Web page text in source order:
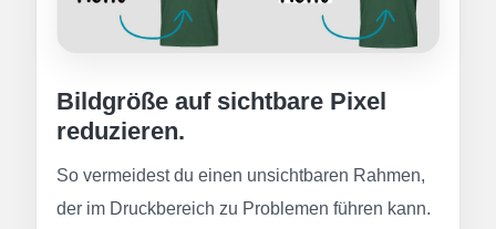
Bildgröße auf sichtbare Pixel
reduzieren.
So vermeidest du einen unsichtbaren Rahmen,
der im Druckbereich zu Problemen führen kann.